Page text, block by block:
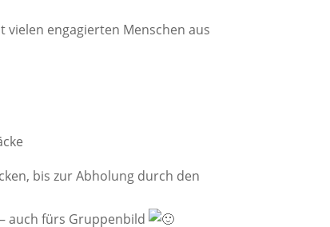
engagierten Menschen aus
bis zur Abholung durch den
auch fürs Gruppenbild